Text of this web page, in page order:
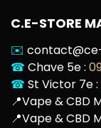
C.E-STORE
✉️
☎ Chave 5e :
☎ St Victor 7e :
📍Vape & CBD
📍Vape & CBD